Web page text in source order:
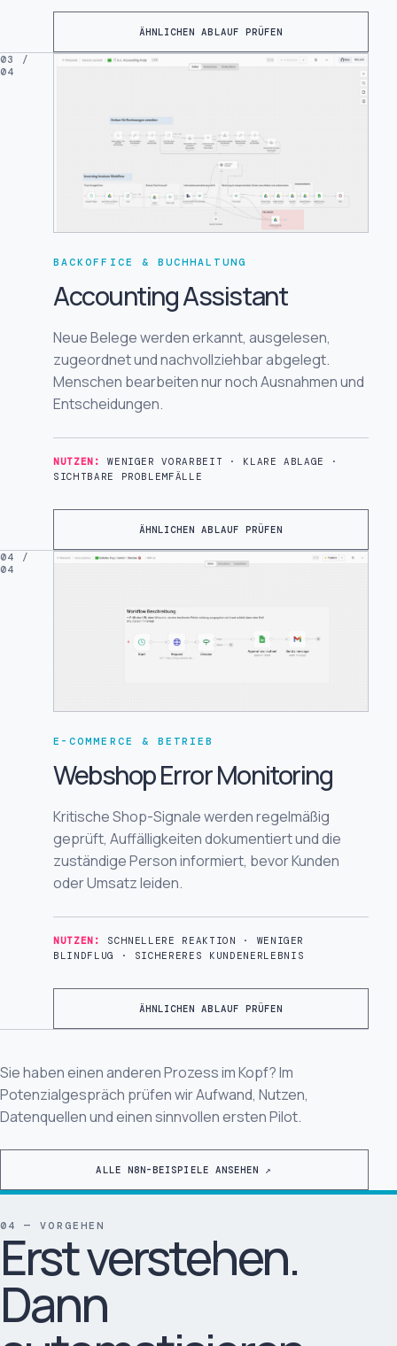
ÄHNLICHEN ABLAUF PRÜFEN
03 /
04
BACKOFFICE & BUCHHALTUNG
Accounting Assistant
Neue Belege werden erkannt, ausgelesen,
zugeordnet und nachvollziehbar abgelegt.
Menschen bearbeiten nur noch Ausnahmen und
Entscheidungen.
NUTZEN:
WENIGER VORARBEIT · KLARE ABLAGE ·
SICHTBARE PROBLEMFÄLLE
ÄHNLICHEN ABLAUF PRÜFEN
04 /
04
E-COMMERCE & BETRIEB
Webshop Error Monitoring
Kritische Shop-Signale werden regelmäßig
geprüft, Auffälligkeiten dokumentiert und die
zuständige Person informiert, bevor Kunden
oder Umsatz leiden.
NUTZEN:
SCHNELLERE REAKTION · WENIGER
BLINDFLUG · SICHERERES KUNDENERLEBNIS
ÄHNLICHEN ABLAUF PRÜFEN
Sie haben einen anderen Prozess im Kopf? Im
Potenzialgespräch prüfen wir Aufwand, Nutzen,
Datenquellen und einen sinnvollen ersten Pilot.
ALLE N8N-BEISPIELE ANSEHEN ↗
04 — VORGEHEN
Erst verstehen.
Dann